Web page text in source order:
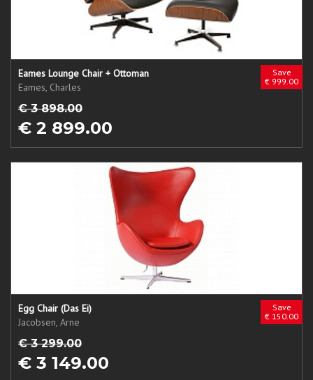
Save
€ 999.00
Eames Lounge Chair + Ottoman
Eames, Charles
€ 3 898.00
€ 2 899.00
Save
€ 150.00
Egg Chair (Das Ei)
Jacobsen, Arne
€ 3 299.00
€ 3 149.00